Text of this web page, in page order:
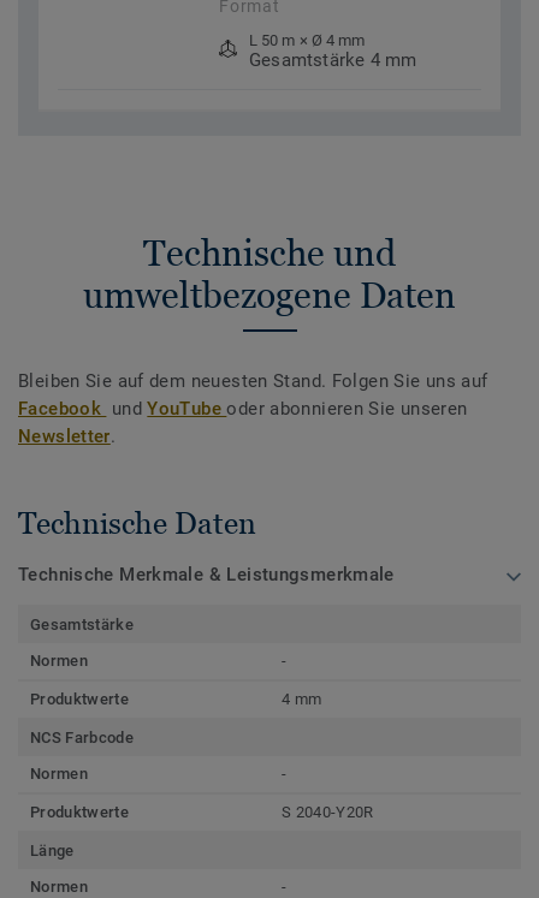
Format
L 50 m × Ø 4 mm
Gesamtstärke 4 mm
Technische und
umweltbezogene Daten
Bleiben Sie auf dem neuesten Stand. Folgen Sie uns auf
Facebook undYouTubeoder abonnieren Sie unseren
Newsletter.
Technische Daten
Technische Merkmale & Leistungsmerkmale
Gesamtstärke
Normen
-
Produktwerte 4 mm
NCS Farbcode
Normen
-
Produktwerte S 2040-Y20R
Länge
Normen
-